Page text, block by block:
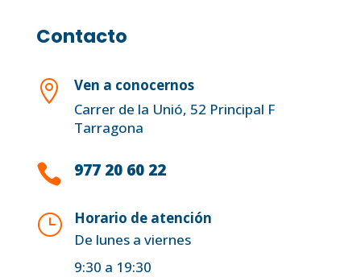
Contacto

Ven a conocernos
Carrer de la Unió, 52 Principal F
Tarragona
 977 20 60 22
}
Horario de atención
De lunes a viernes
9:30 a 19:30